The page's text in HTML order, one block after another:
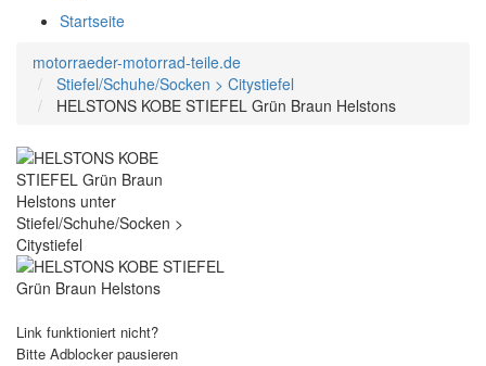
Startseite
motorraeder-motorrad-teile.de
Stiefel/Schuhe/Socken > Citystiefel
HELSTONS KOBE STIEFEL Grün Braun Helstons
Link funktioniert nicht?
Bitte Adblocker pausieren